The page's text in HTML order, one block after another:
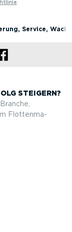
.
Service,
STEIGERN?
Flotten­ma­